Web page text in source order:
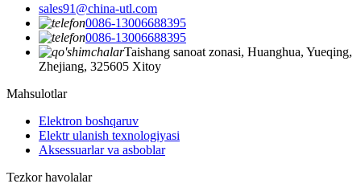
sales91@china-utl.com
0086-13006688395
0086-13006688395
Taishang sanoat zonasi, Huanghua, Yueqing,
Zhejiang, 325605 Xitoy
Mahsulotlar
Elektron boshqaruv
Elektr ulanish texnologiyasi
Aksessuarlar va asboblar
Tezkor havolalar